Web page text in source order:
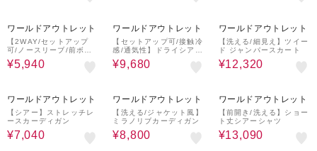
ワールドアウトレット
【2WAY/セットアップ
可/ノースリーブ/前ボタ
ン】ファブリカブラウス
¥5,940
ワールドアウトレット
【セットアップ可/接触冷
感/通気性】ドライシアー
Vネックジレ
¥9,680
ワールドアウトレット
【洗える/細見え】ツイー
ド ジャンパースカート
¥12,320
ワールドアウトレット
【シアー】ストレッチレ
ースカーディガン
¥7,040
ワールドアウトレット
【洗える/ジャケット風】
ミラノリブカーディガン
¥8,800
ワールドアウトレット
【前開き/洗える】ショー
ト丈シアーシャツ
¥13,090